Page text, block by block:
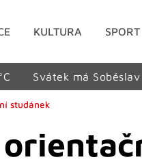
KULTURA SPORT
Svátek má Soběslav
studánek